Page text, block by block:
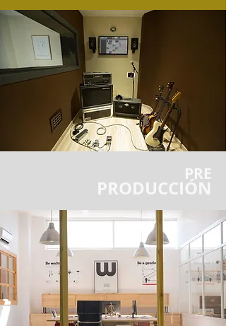
PRE
PRODUCCIÓN